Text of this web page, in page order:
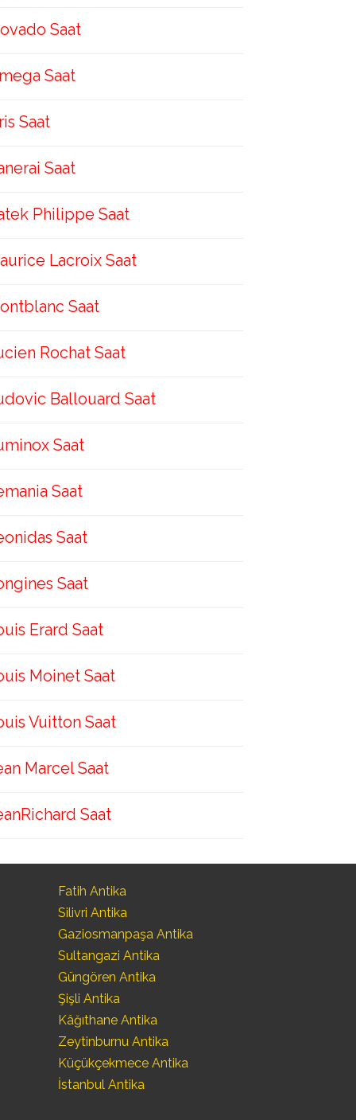
Saat
Saat
Saat
Saat
Philippe Saat
Lacroix Saat
Saat
Rochat Saat
Ballouard Saat
Saat
Saat
Saat
Saat
Erard Saat
Moinet Saat
Vuitton Saat
Marcel Saat
Saat
Fatih Antika
Silivri Antika
Gaziosmanpaşa Antika
Sultangazi Antika
Güngören Antika
Şişli Antika
Kâğıthane Antika
Zeytinburnu Antika
Küçükçekmece Antika
İstanbul Antika